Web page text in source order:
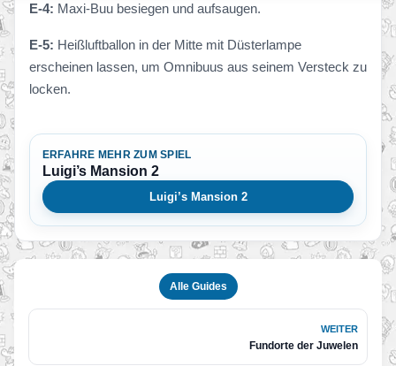
E-4: Maxi-Buu besiegen und aufsaugen.
E-5: Heißluftballon in der Mitte mit Düsterlampe
erscheinen lassen, um Omnibuus aus seinem Versteck zu
locken.
ERFAHRE MEHR ZUM SPIEL
Luigi’s Mansion 2
Luigi’s Mansion 2
Alle Guides
WEITER
Fundorte der Juwelen